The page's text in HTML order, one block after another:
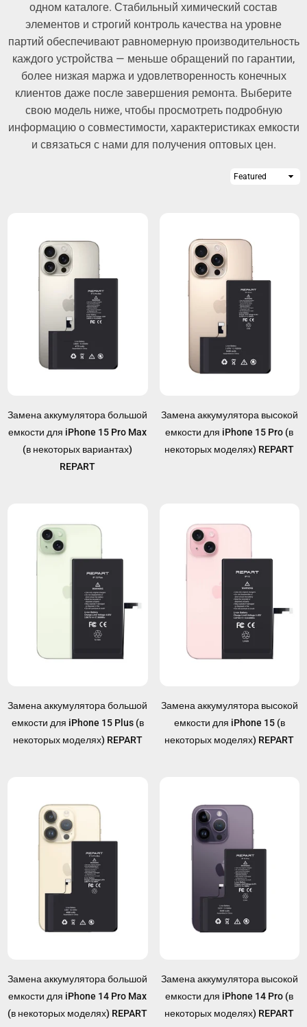
одном каталоге. Стабильный химический состав
элементов и строгий контроль качества на уровне
партий обеспечивают равномерную производительность
каждого устройства — меньше обращений по гарантии,
более низкая маржа и удовлетворенность конечных
клиентов даже после завершения ремонта. Выберите
свою модель ниже, чтобы просмотреть подробную
информацию о совместимости, характеристиках емкости
и связаться с нами для получения оптовых цен.
Sort
Замена аккумулятора большой
емкости для iPhone 15 Pro Max
(в некоторых вариантах)
REPART
Замена аккумулятора высокой
емкости для iPhone 15 Pro (в
некоторых моделях) REPART
Замена аккумулятора большой
емкости для iPhone 15 Plus (в
некоторых моделях) REPART
Замена аккумулятора высокой
емкости для iPhone 15 (в
некоторых моделях) REPART
Замена аккумулятора большой
емкости для iPhone 14 Pro Max
(в некоторых моделях) REPART
Замена аккумулятора высокой
емкости для iPhone 14 Pro (в
некоторых моделях) REPART